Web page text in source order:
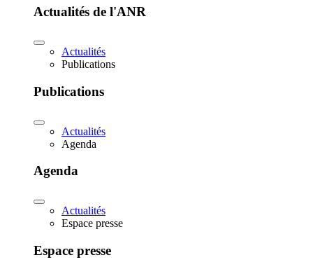
Actualités de l'ANR
Actualités
Publications
Publications
Actualités
Agenda
Agenda
Actualités
Espace presse
Espace presse